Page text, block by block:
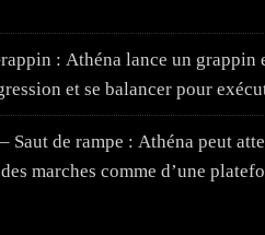
: Athéna lance un
et se balancer pour
Saut de rampe : Athéna peut
marches comme d’une